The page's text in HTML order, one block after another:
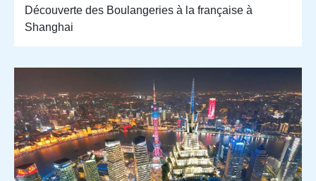
Découverte des Boulangeries à la française à
Shanghai